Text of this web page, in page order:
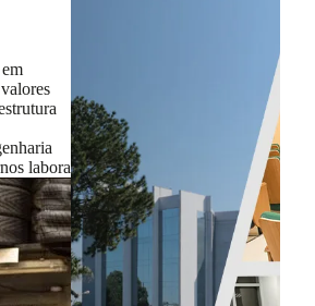
laboratórios tecnológicos, integrados a